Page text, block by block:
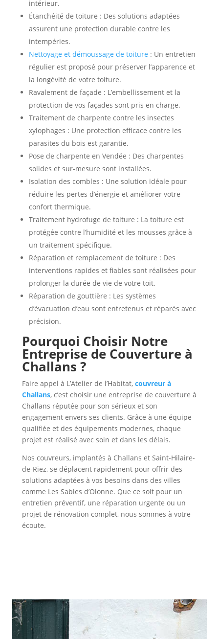
intérieur.
Étanchéité de toiture : Des solutions adaptées
assurent une protection durable contre les
intempéries.
Nettoyage et démoussage de toiture : Un entretien
régulier est proposé pour préserver l’apparence et
la longévité de votre toiture.
Ravalement de façade : L’embellissement et la
protection de vos façades sont pris en charge.
Traitement de charpente contre les insectes
xylophages : Une protection efficace contre les
parasites du bois est garantie.
Pose de charpente en Vendée : Des charpentes
solides et sur-mesure sont installées.
Isolation des combles : Une solution idéale pour
réduire les pertes d’énergie et améliorer votre
confort thermique.
Traitement hydrofuge de toiture : La toiture est
protégée contre l’humidité et les mousses grâce à
un traitement spécifique.
Réparation et remplacement de toiture : Des
interventions rapides et fiables sont réalisées pour
prolonger la durée de vie de votre toit.
Réparation de gouttière : Les systèmes
d’évacuation d’eau sont entretenus et réparés avec
précision.
Pourquoi Choisir Notre
Entreprise de Couverture à
Challans ?
Faire appel à L’Atelier de l’Habitat, couvreur à
Challans, c’est choisir une entreprise de couverture à
Challans réputée pour son sérieux et son
engagement envers ses clients. Grâce à une équipe
qualifiée et des équipements modernes, chaque
projet est réalisé avec soin et dans les délais.
Nos couvreurs, implantés à Challans et Saint-Hilaire-
de-Riez, se déplacent rapidement pour offrir des
solutions adaptées à vos besoins dans des villes
comme Les Sables d’Olonne. Que ce soit pour un
entretien préventif, une réparation urgente ou un
projet de rénovation complet, nous sommes à votre
écoute.